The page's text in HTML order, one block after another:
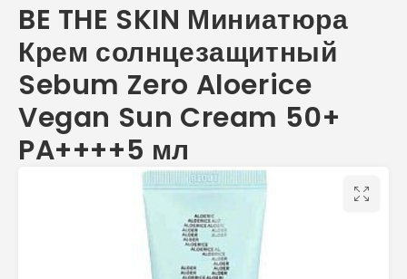
50+ PA++++5 мл
BE THE SKIN Миниатюра
Крем солнцезащитный
Sebum Zero Aloerice
Vegan Sun Cream 50+
PA++++5 мл